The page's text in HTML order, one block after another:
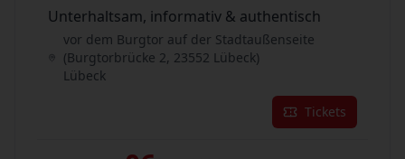
Unterhaltsam, informativ & authentisch
vor dem Burgtor auf der Stadtaußenseite
(Burgtorbrücke 2, 23552 Lübeck)
Lübeck
Tickets